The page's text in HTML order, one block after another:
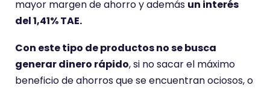
mayor margen de ahorro y además un interés
del 1,41% TAE.
Con este tipo de productos no se busca
generar dinero rápido, si no sacar el máximo
beneficio de ahorros que se encuentran ociosos, o